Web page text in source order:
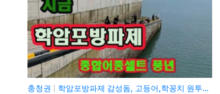
충청권
학암포방파제 감성돔, 고등어,학꽁치 원투낚시 바다낚시 …